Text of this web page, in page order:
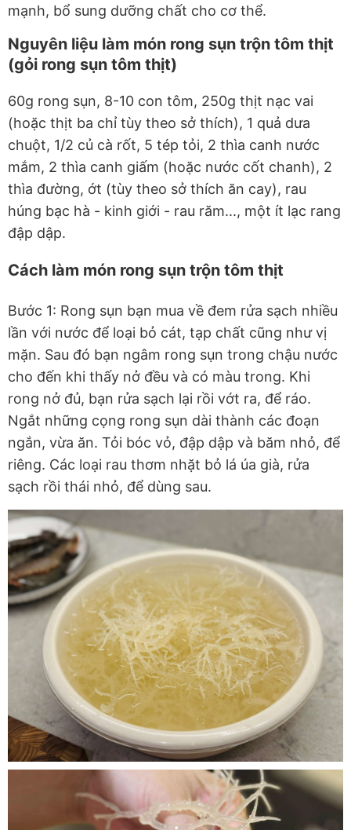
mạnh, bổ sung dưỡng chất cho cơ thể.
Nguyên liệu làm món rong sụn trộn tôm thịt
(gỏi rong sụn tôm thịt)
60g rong sụn, 8-10 con tôm, 250g thịt nạc vai
(hoặc thịt ba chỉ tùy theo sở thích), 1 quả dưa
chuột, 1/2 củ cà rốt, 5 tép tỏi, 2 thìa canh nước
mắm, 2 thìa canh giấm (hoặc nước cốt chanh), 2
thìa đường, ớt (tùy theo sở thích ăn cay), rau
húng bạc hà - kinh giới - rau răm..., một ít lạc rang
đập dập.
Cách làm món rong sụn trộn tôm thịt
Bước 1: Rong sụn bạn mua về đem rửa sạch nhiều
lần với nước để loại bỏ cát, tạp chất cũng như vị
mặn. Sau đó bạn ngâm rong sụn trong chậu nước
cho đến khi thấy nở đều và có màu trong. Khi
rong nở đủ, bạn rửa sạch lại rồi vớt ra, để ráo.
Ngắt những cọng rong sụn dài thành các đoạn
ngắn, vừa ăn. Tỏi bóc vỏ, đập dập và băm nhỏ, để
riêng. Các loại rau thơm nhặt bỏ lá úa già, rửa
sạch rồi thái nhỏ, để dùng sau.